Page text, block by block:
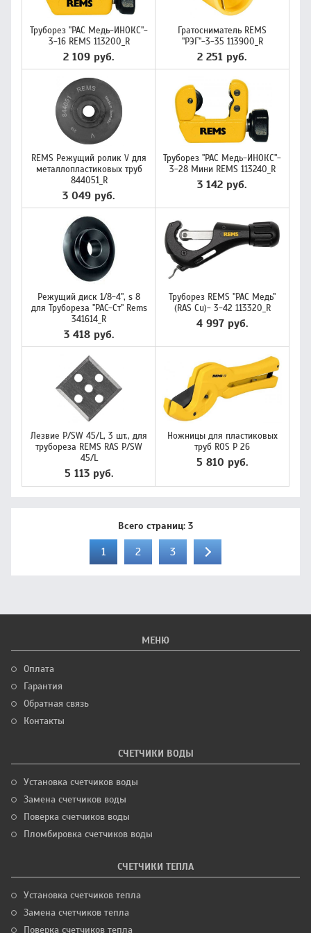
Труборез "РАС Медь-ИНОКС"-
3-16 REMS 113200_R
2 109 руб.
Гратосниматель REMS
"РЭГ"-3-35 113900_R
2 251 руб.
REMS Режущий ролик V для
металлопластиковых труб
844051_R
3 049 руб.
Труборез "РАС Медь-ИНОКС"-
3-28 Мини REMS 113240_R
3 142 руб.
Режущий диск 1/8-4", s 8
для Трубореза "РАС-Ст" Rems
341614_R
3 418 руб.
Труборез REMS "РАС Медь"
(RAS Cu)- 3-42 113320_R
4 997 руб.
Лезвие P/SW 45/L, 3 шт., для
трубореза REMS RAS P/SW
45/L
5 113 руб.
Ножницы для пластиковых
труб ROS P 26
5 810 руб.
Всего страниц: 3
1 2 3
МЕНЮ
Оплата
Гарантия
Обратная связь
Контакты
СЧЕТЧИКИ ВОДЫ
Установка счетчиков воды
Замена счетчиков воды
Поверка счетчиков воды
Пломбировка счетчиков воды
СЧЕТЧИКИ ТЕПЛА
Установка счетчиков тепла
Замена счетчиков тепла
Поверка счетчиков тепла